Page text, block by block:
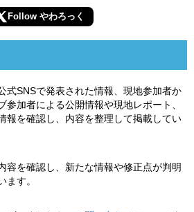
Follow やわろっく
式SNSで発表された情報、現地参加者か
参加者による公開情報や現地レポート、
報を確認し、内容を整理して掲載してい
容を確認し、新たな情報や修正点が判明
ます。